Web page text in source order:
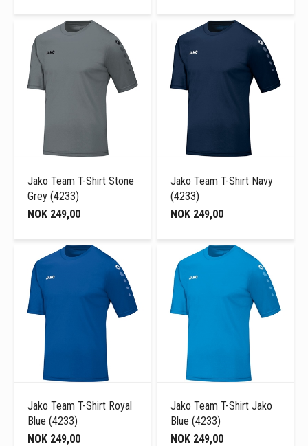
Jako Team T-Shirt Stone
Grey (4233)
NOK 249,00
Jako Team T-Shirt Navy
(4233)
NOK 249,00
Jako Team T-Shirt Royal
Blue (4233)
NOK 249,00
Jako Team T-Shirt Jako
Blue (4233)
NOK 249,00